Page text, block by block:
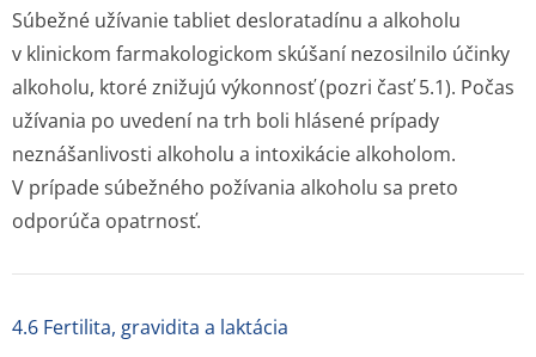
Súbežné užívanie tabliet desloratadínu a alkoholu
v klinickom farmakologickom skúšaní nezosilnilo účinky
alkoholu, ktoré znižujú výkonnosť (pozri časť 5.1). Počas
užívania po uvedení na trh boli hlásené prípady
neznášanlivosti alkoholu a intoxikácie alkoholom.
V prípade súbežného požívania alkoholu sa preto
odporúča opatrnosť.
4.6 Fertilita, gravidita a laktácia